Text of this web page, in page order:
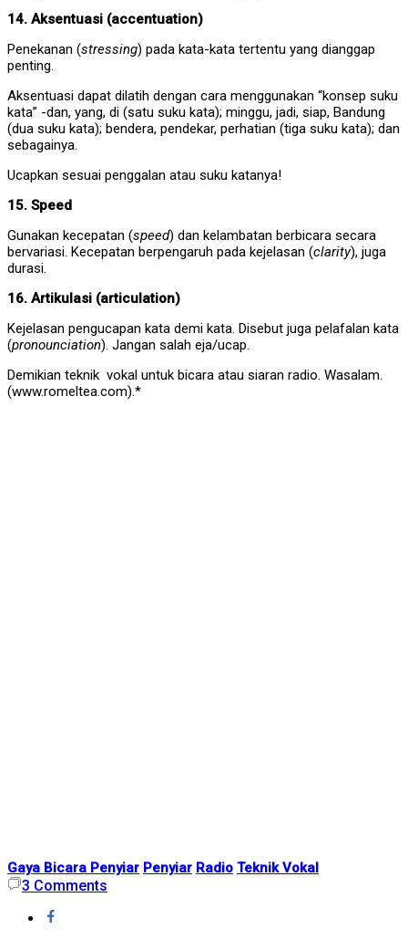
14. Aksentuasi (accentuation)
Penekanan (stressing) pada kata-kata tertentu yang dianggap
penting.
Aksentuasi dapat dilatih dengan cara menggunakan “konsep suku
kata” -dan, yang, di (satu suku kata); minggu, jadi, siap, Bandung
(dua suku kata); bendera, pendekar, perhatian (tiga suku kata); dan
sebagainya.
Ucapkan sesuai penggalan atau suku katanya!
15. Speed
Gunakan kecepatan (speed) dan kelambatan berbicara secara
bervariasi. Kecepatan berpengaruh pada kejelasan (clarity), juga
durasi.
16. Artikulasi (articulation)
Kejelasan pengucapan kata demi kata. Disebut juga pelafalan kata
(pronounciation). Jangan salah eja/ucap.
Demikian teknik vokal untuk bicara atau siaran radio. Wasalam.
(www.romeltea.com).*
Gaya Bicara Penyiar Penyiar Radio Teknik Vokal
3 Comments